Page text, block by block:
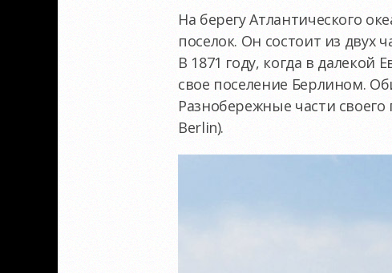
На берегу Атлантического
поселок. Он состоит из двух
В 1871 году, когда в
свое поселение Берлином.
Разнобережные части
Berlin).